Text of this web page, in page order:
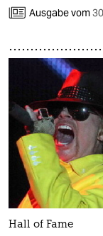
Ausgabe vom
Hall of Fame